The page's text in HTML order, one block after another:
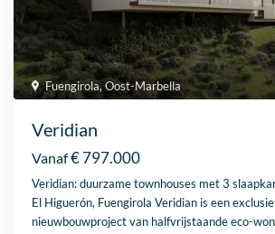
Fuengirola,Oost-Marbella
Veridian
Vanaf€ 797.000
Veridian: duurzame townhouses met 3
El Higuerón, Fuengirola Veridian is een
nieuwbouwproject van halfvrijstaande eco-